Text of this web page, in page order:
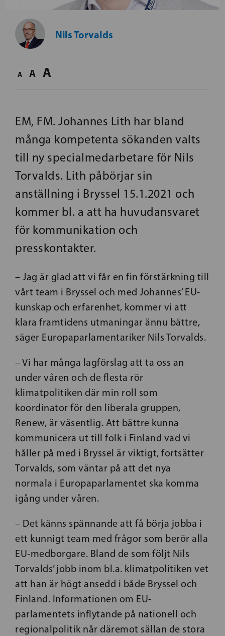
Nils Torvalds
A A A
EM, FM. Johannes Lith har bland
många kompetenta sökanden valts
till ny specialmedarbetare för Nils
Torvalds. Lith påbörjar sin
anställning i Bryssel 15.1.2021 och
kommer bl. a att ha huvudansvaret
för kommunikation och
presskontakter.
– Jag är glad att vi får en fin förstärkning till
vårt team i Bryssel och med Johannes’ EU-
kunskap och erfarenhet, kommer vi att
klara framtidens utmaningar ännu bättre,
säger Europaparlamentariker Nils Torvalds.
– Vi har många lagförslag att ta oss an
under våren och de flesta rör
klimatpolitiken där min roll som
koordinator för den liberala gruppen,
Renew, är väsentlig. Att bättre kunna
kommunicera ut till folk i Finland vad vi
håller på med i Bryssel är viktigt, fortsätter
Torvalds, som väntar på att det nya
normala i Europaparlamentet ska komma
igång under våren.
– Det känns spännande att få börja jobba i
ett kunnigt team med frågor som berör alla
EU-medborgare. Bland de som följt Nils
Torvalds’ jobb inom bl.a. klimatpolitiken vet
att han är högt ansedd i både Bryssel och
Finland. Informationen om EU-
parlamentets inflytande på nationell och
regionalpolitik når däremot sällan de stora